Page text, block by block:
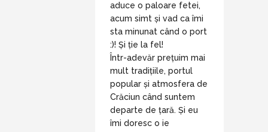
aduce o paloare fetei,
acum simt și vad ca îmi
sta minunat când o port
:)! Și ție la fel!
Într-adevăr prețuim mai
mult tradițiile, portul
popular și atmosfera de
Crăciun când suntem
departe de țară. Și eu
îmi doresc o ie